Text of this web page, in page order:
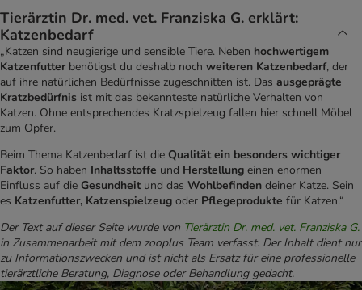
Tierärztin Dr. med. vet. Franziska G. erklärt:
Katzenbedarf
„Katzen sind neugierige und sensible Tiere. Neben hochwertigem
Katzenfutterbenötigst du deshalb noch weiteren Katzenbedarf, der
auf ihre natürlichen Bedürfnisse zugeschnitten ist. Das ausgeprägte
Kratzbedürfnis ist mit das bekannteste natürliche Verhalten von
Katzen. Ohne entsprechendes Kratzspielzeug fallen hier schnell Möbel
zum Opfer.
Beim Thema Katzenbedarf ist die Qualität ein besonders wichtiger
Faktor. So haben Inhaltsstoffe und Herstellung einen enormen
Einfluss auf die Gesundheitund das Wohlbefinden deiner Katze. Sein
es Katzenfutter, Katzenspielzeug oder Pflegeprodukte für Katzen.“
Der Text auf dieser Seite wurde von Tierärztin Dr. med. vet. Franziska G.
in Zusammenarbeit mit dem zooplus Team verfasst. Der Inhalt dient nur
zu Informationszwecken und ist nicht als Ersatz für eine professionelle
tierärztliche Beratung, Diagnose oder Behandlung gedacht.